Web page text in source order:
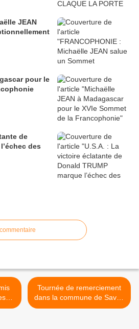
JEAN
pour le
de
des
»
Tournée de remerciement
dans la commune de Savè :
L’honorable Oba Chabi